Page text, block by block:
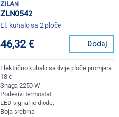
zilan
ZLN0542
El. kuhalo sa 2 ploče
46,32 € Dodaj
Električno kuhalo sa dvije ploče promjera
18 c
Snaga 2250 W
Podesivi termostat
LED signalne diode,
Boja srebrna